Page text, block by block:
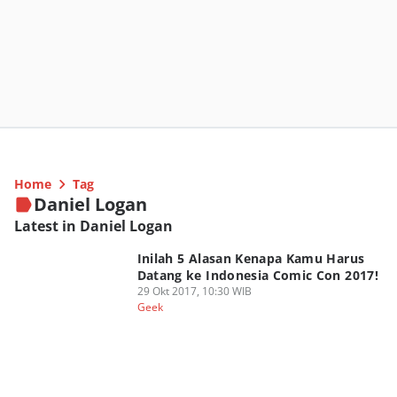
Home Tag
Daniel Logan
Latest in Daniel Logan
Inilah 5 Alasan Kenapa Kamu Harus
Datang ke Indonesia Comic Con 2017!
29 Okt 2017, 10:30 WIB
Geek